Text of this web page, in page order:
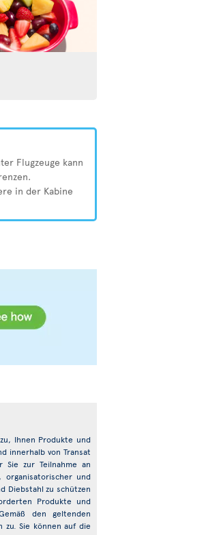
Flugzeuge kann
in der Kabine
Ihnen Produkte und
innerhalb von Transat
Sie zur Teilnahme an
organisatorischer und
Diebstahl zu schützen
Produkte und
den geltenden
zu. Sie können auf die